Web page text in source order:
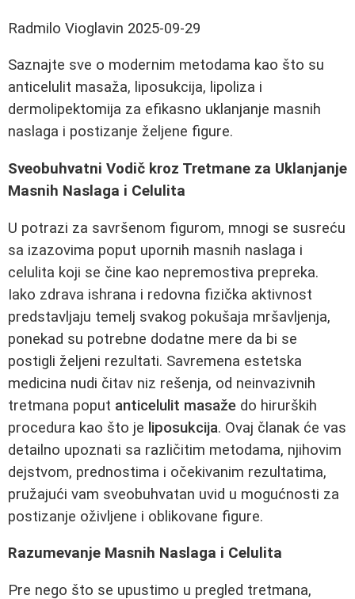
Radmilo Vioglavin 2025-09-29
Saznajte sve o modernim metodama kao što su
anticelulit masaža, liposukcija, lipoliza i
dermolipektomija za efikasno uklanjanje masnih
naslaga i postizanje željene figure.
Sveobuhvatni Vodič kroz Tretmane za Uklanjanje
Masnih Naslaga i Celulita
U potrazi za savršenom figurom, mnogi se susreću
sa izazovima poput upornih masnih naslaga i
celulita koji se čine kao nepremostiva prepreka.
Iako zdrava ishrana i redovna fizička aktivnost
predstavljaju temelj svakog pokušaja mršavljenja,
ponekad su potrebne dodatne mere da bi se
postigli željeni rezultati. Savremena estetska
medicina nudi čitav niz rešenja, od neinvazivnih
tretmana poput anticelulit masaže do hirurških
procedura kao što je liposukcija. Ovaj članak će vas
detailno upoznati sa različitim metodama, njihovim
dejstvom, prednostima i očekivanim rezultatima,
pružajući vam sveobuhvatan uvid u mogućnosti za
postizanje oživljene i oblikovane figure.
Razumevanje Masnih Naslaga i Celulita
Pre nego što se upustimo u pregled tretmana,